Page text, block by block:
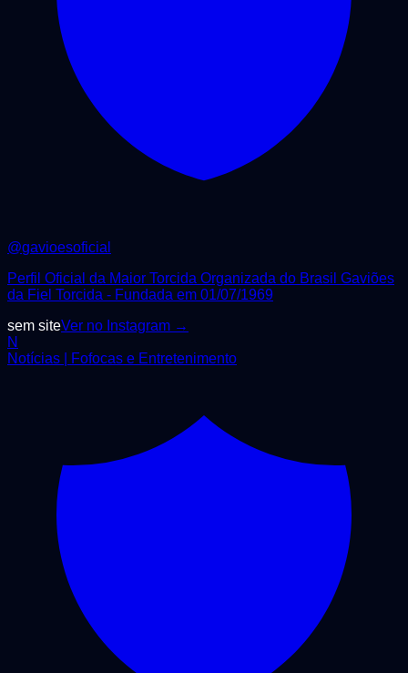
@gavioesoficial
Perfil Oficial da Maior Torcida Organizada do Brasil Gaviões
da Fiel Torcida - Fundada em 01/07/1969
sem siteVer no Instagram →
N
Notícias | Fofocas e Entretenimento